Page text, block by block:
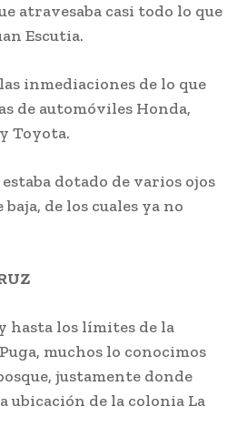
atravesaba casi todo lo que
Escutia.
inmediaciones de lo que
de automóviles Honda,
Toyota.
dotado de varios ojos
de los cuales ya no
hasta los límites de la
muchos lo conocimos
justamente donde
ubicación de la colonia La